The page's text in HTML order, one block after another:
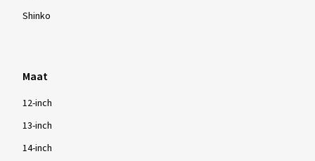
Shinko
Maat
12-inch
13-inch
14-inch